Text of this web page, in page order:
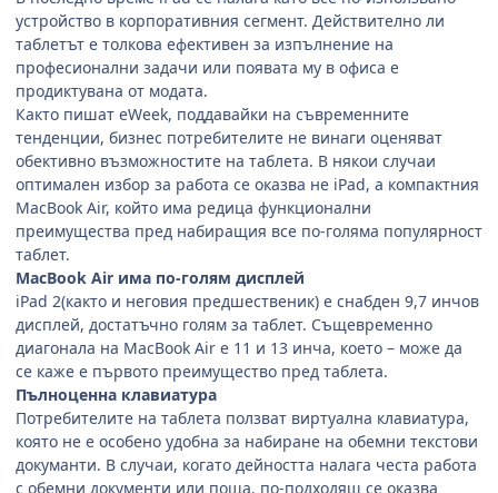
устройство в корпоративния сегмент. Действително ли
таблетът е толкова ефективен за изпълнение на
професионални задачи или появата му в офиса е
продиктувана от модата.
Както пишат eWeek, поддавайки на съвременните
тенденции, бизнес потребителите не винаги оценяват
обективно възможностите на таблета. В някои случаи
оптимален избор за работа се оказва не iPad, а компактния
MacBook Air, който има редица функционални
преимущества пред набиращия все по-голяма популярност
таблет.
MacBook Air има по-голям дисплей
iPad 2(както и неговия предшественик) е снабден 9,7 инчов
дисплей, достатъчно голям за таблет. Същевременно
диагонала на MacBook Air е 11 и 13 инча, което – може да
се каже е първото преимущество пред таблета.
Пълноценна клавиатура
Потребителите на таблета ползват виртуална клавиатура,
която не е особено удобна за набиране на обемни текстови
докуманти. В случаи, когато дейността налага честа работа
с обемни документи или поща, по-подходящ се оказва